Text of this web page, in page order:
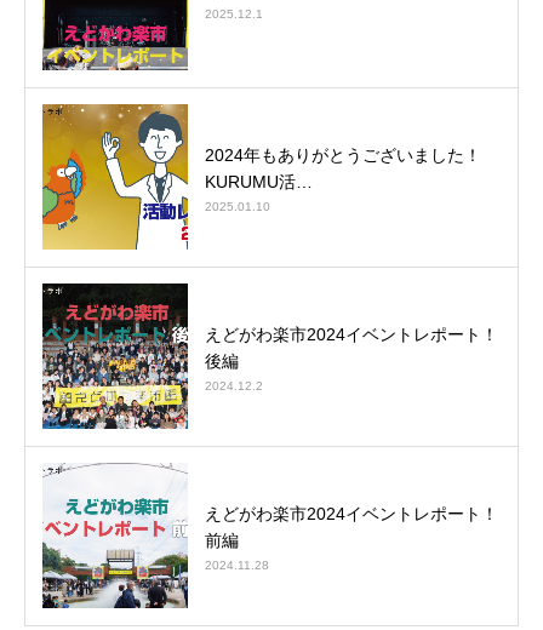
2025.12.1
2024年もありがとうございました！
KURUMU活…
2025.01.10
えどがわ楽市2024イベントレポート！
後編
2024.12.2
えどがわ楽市2024イベントレポート！
前編
2024.11.28